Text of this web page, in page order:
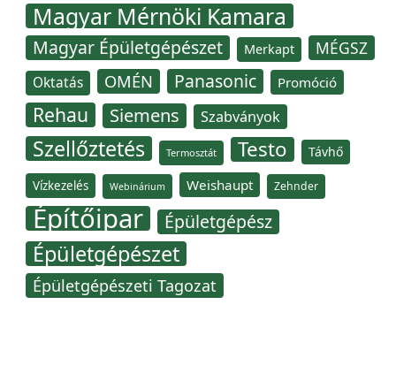
Magyar Mérnöki Kamara
Magyar Épületgépészet Merkapt MÉGSZ
Oktatás OMÉN Panasonic Promóció
Rehau Siemens Szabványok
Szellőztetés Termosztát Testo Távhő
Vízkezelés Webinárium Weishaupt Zehnder
Építőipar Épületgépész
Épületgépészet
Épületgépészeti Tagozat